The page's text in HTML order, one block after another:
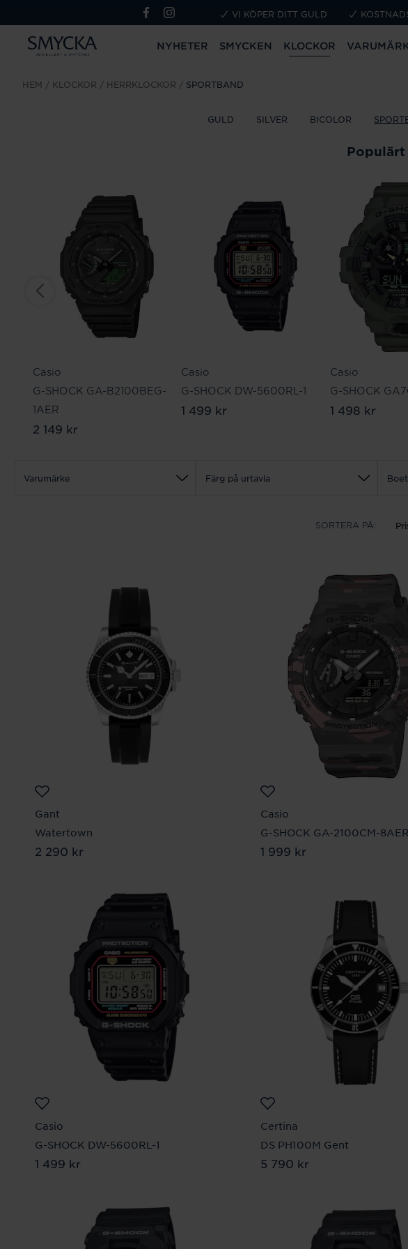
VI KÖPER DITT GULD
NYHETER SMYCKEN KLOCKOR
HEM KLOCKOR HERRKLOCKOR SPORTBAND
GULD SILVER BICOLOR
Casio
G-SHOCK GA-B2100BEG-
1AER
2 149 kr
Casio
G-SHOCK DW-5600RL-1
1 499 kr
Casio
G-SHOCK
1 498 kr
Varumärke Färg på urtavla
SORTERA PÅ:
Gant
Watertown
Pris:2 290 kr
2 290 kr
Casio
G-SHOCK GA-2100CM-8AER
Pris:1 999 kr
1 999 kr
Casio
G-SHOCK DW-5600RL-1
Pris:1 499 kr
1 499 kr
Certina
DS PH100M Gent
Pris:5 790 kr
5 790 kr